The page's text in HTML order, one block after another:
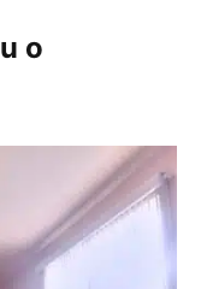
o